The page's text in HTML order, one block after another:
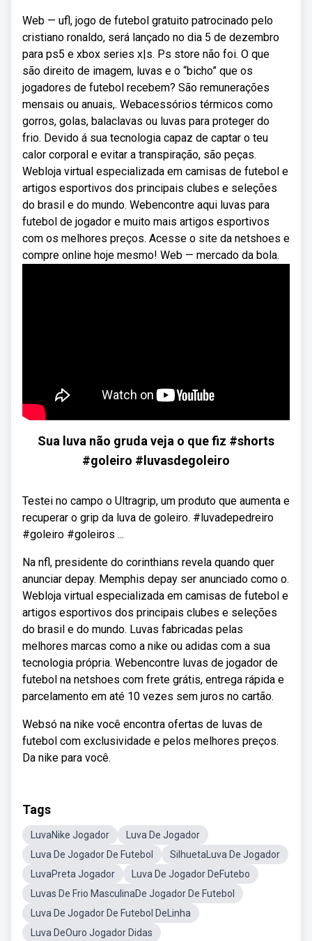
Web — ufl, jogo de futebol gratuito patrocinado pelo
cristiano ronaldo, será lançado no dia 5 de dezembro
para ps5 e xbox series x|s. Ps store não foi. O que
são direito de imagem, luvas e o “bicho” que os
jogadores de futebol recebem? São remunerações
mensais ou anuais,. Webacessórios térmicos como
gorros, golas, balaclavas ou luvas para proteger do
frio. Devido á sua tecnologia capaz de captar o teu
calor corporal e evitar a transpiração, são peças.
Webloja virtual especializada em camisas de futebol e
artigos esportivos dos principais clubes e seleções
do brasil e do mundo. Webencontre aqui luvas para
futebol de jogador e muito mais artigos esportivos
com os melhores preços. Acesse o site da netshoes e
compre online hoje mesmo! Web — mercado da bola.
Sua luva não gruda veja o que fiz #shorts
#goleiro #luvasdegoleiro
Testei no campo o Ultragrip, um produto que aumenta e
recuperar o grip da luva de goleiro. #luvadepedreiro
#goleiro #goleiros ...
Na nfl, presidente do corinthians revela quando quer
anunciar depay. Memphis depay ser anunciado como o.
Webloja virtual especializada em camisas de futebol e
artigos esportivos dos principais clubes e seleções
do brasil e do mundo. Luvas fabricadas pelas
melhores marcas como a nike ou adidas com a sua
tecnologia própria. Webencontre luvas de jogador de
futebol na netshoes com frete grátis, entrega rápida e
parcelamento em até 10 vezes sem juros no cartão.
Websó na nike você encontra ofertas de luvas de
futebol com exclusividade e pelos melhores preços.
Da nike para você.
Tags
LuvaNike Jogador
Luva De Jogador
Luva De Jogador De Futebol
SilhuetaLuva De Jogador
LuvaPreta Jogador
Luva De Jogador DeFutebo
Luvas De Frio MasculinaDe Jogador De Futebol
Luva De Jogador De Futebol DeLinha
Luva DeOuro Jogador Didas